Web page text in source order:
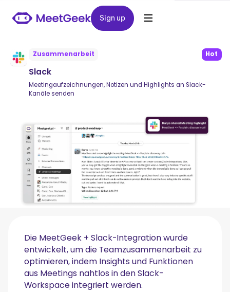
Sign up
Sign up
Zusammenarbeit
Slack
Meetingaufzeichnungen, Notizen und Highlights an Slack-
Kanäle senden
Hot
Die MeetGeek + Slack-Integration wurde
entwickelt, um die Teamzusammenarbeit zu
optimieren, indem Insights und Funktionen
aus Meetings nahtlos in den Slack-
Workspace integriert werden.